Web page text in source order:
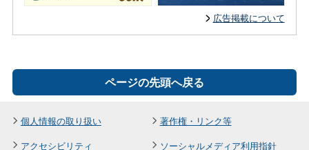
広告掲載について
ページの先頭へ戻る
個人情報の取り扱い
著作権・リンク等
アクセシビリティ
ソーシャルメディア利用指針